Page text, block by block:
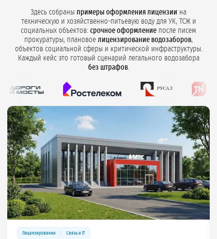
Здесь собраны примеры оформления лицензии на
техническую и хозяйственно-питьевую воду для УК, ТСЖ и
социальных объектов: срочное оформление после писем
прокуратуры, плановое лицензирование водозаборов,
объектов социальной сферы и критической инфраструктуры.
Каждый кейс это готовый сценарий легального водозабора
без штрафов.
Лицензирование Связь и IT